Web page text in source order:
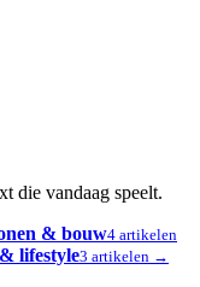
die vandaag speelt.
& bouw4 artikelen
lifestyle3 artikelen →